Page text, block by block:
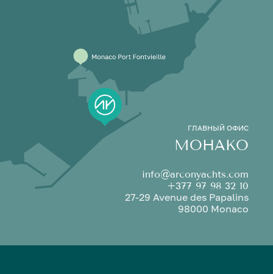
ГЛАВНЫЙ ОФИС
МОНАКО
info@arconyachts.com
+377 97 98 32 10
27-29 Avenue des Papalins
98000 Monaco